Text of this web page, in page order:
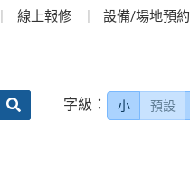
線上報修 設備/場地預約
字級： 小 預設